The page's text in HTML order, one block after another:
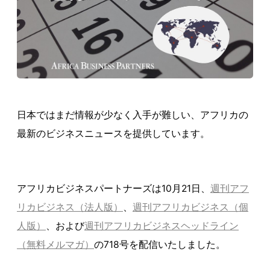
日本ではまだ情報が少なく入手が難しい、アフリカの
最新のビジネスニュースを提供しています。
アフリカビジネスパートナーズは10月21日、 週刊アフ
リカビジネス（法人版）
週刊アフリカビジネス（個
人版）
、および週刊アフリカビジネスヘッドライン
（無料メルマガ） の718号を配信いたしました。